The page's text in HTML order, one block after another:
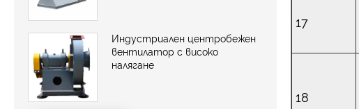
Индустриален центробежен
вентилатор с високо
налягане
17
18